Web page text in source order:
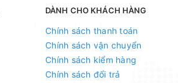
DÀNH CHO KHÁCH HÀNG
Chính sách thanh toán
Chính sách vận chuyển
Chính sách kiểm hàng
Chính sách đổi trả